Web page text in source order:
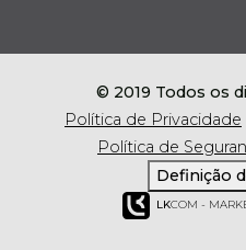
© 2019 Todos os
Política de Privacidade
Política de
Definição
LKCOM -